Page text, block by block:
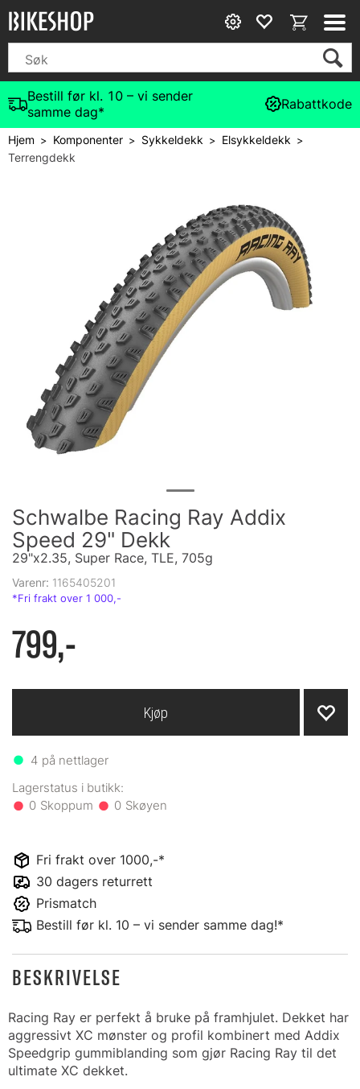
Bestill før kl. 10 – vi sender
samme dag*
Rabattkode
Hjem> Komponenter> Sykkeldekk> Elsykkeldekk>
Terrengdekk
Schwalbe Racing Ray Addix
Speed 29" Dekk
29"x2.35, Super Race, TLE, 705g
Varenr: 1165405201
799,-
4 på nettlager
0 0
Kjøp
Fri frakt over 1000,-*
30 dagers returrett
Prismatch
Bestill før kl. 10 – vi sender samme dag!*
BESKRIVELSE
Racing Ray er perfekt å bruke på framhjulet. Dekket har
aggressivt XC mønster og profil kombinert med Addix
Speedgrip gummiblanding som gjør Racing Ray til det
ultimate XC dekket.